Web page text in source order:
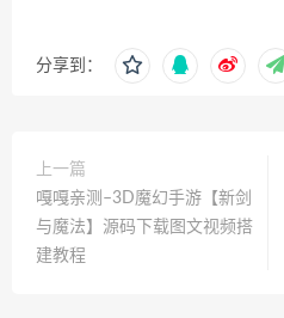
分享到：
上一篇
嘎嘎亲测–3D魔幻手游【新剑
与魔法】源码下载图文视频搭
建教程